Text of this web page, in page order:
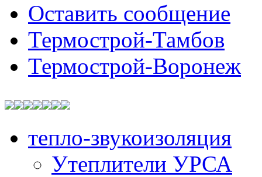
Оставить сообщение
Термострой-Тамбов
Термострой-Воронеж
тепло-звукоизоляция
Утеплители УРСА